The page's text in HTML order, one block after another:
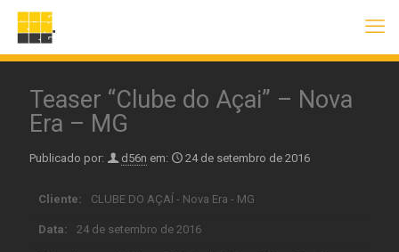
Teaser “Clube do Açai” – Nova
Era – MG
Publicado por: d56n em: 24 de setembro de 2016
Cliente: CLUBE DO AÇAÍ - Nova Era - MG
Data: 24 de setembro de 2016